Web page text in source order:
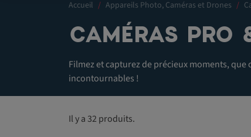
Accueil Appareils Photo, Caméras et Drones
CAMÉRAS PRO
Filmez et capturez de précieux moments,
incontournables !
Il y a 32 produits.